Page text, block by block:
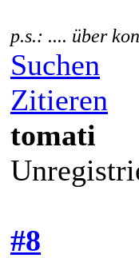
p.s.: .... über
Suchen
Zitieren
tomati
#8